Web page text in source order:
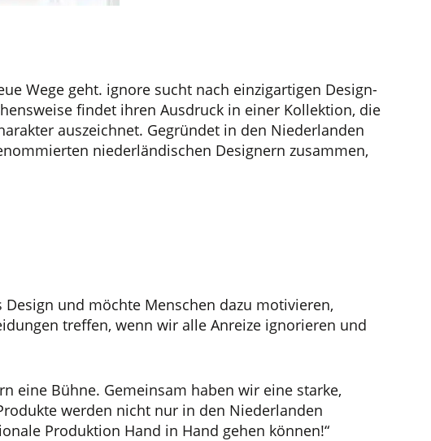
Wege geht. ignore sucht nach einzigartigen Design-
findet ihren Ausdruck in einer Kollektion, die
auszeichnet. Gegründet in den Niederlanden
niederländischen Designern zusammen,
und möchte Menschen dazu motivieren,
treffen, wenn wir alle Anreize ignorieren und
eine Bühne. Gemeinsam haben wir eine starke,
werden nicht nur in den Niederlanden
Produktion Hand in Hand gehen können!“